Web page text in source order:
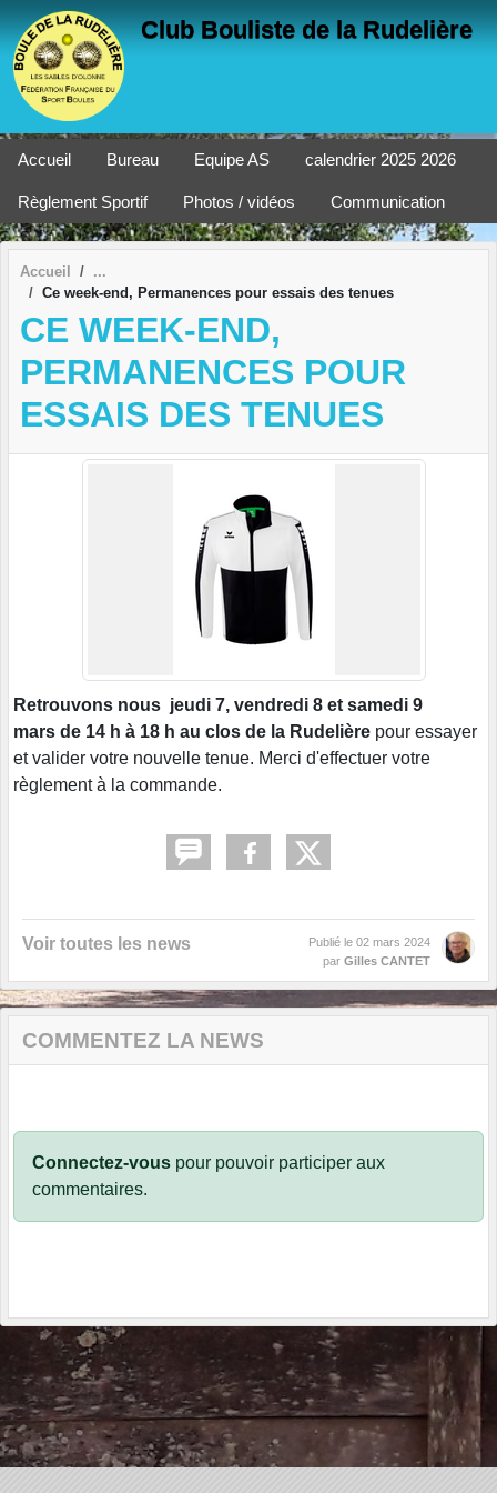
Club Bouliste de la Rudelière
Accueil Bureau Equipe AS calendrier 2025 2026
Règlement Sportif Photos / vidéos Communication
Accueil
Ce week-end, Permanences pour essais des tenues
CE WEEK-END,
PERMANENCES POUR
ESSAIS DES TENUES
Retrouvons nous jeudi 7, vendredi 8 et samedi 9
mars de 14 h à 18 h au clos de la Rudelière pour essayer
et valider votre nouvelle tenue. Merci d'effectuer votre
règlement à la commande.
Voir toutes les news Publié le 02 mars 2024
par Gilles CANTET
COMMENTEZ LA NEWS
Connectez-vous pour pouvoir participer aux
commentaires.
Panneau de gestion des cookies